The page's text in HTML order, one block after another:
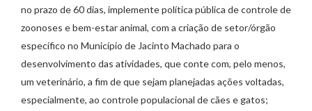
no prazo de 60 dias, implemente política pública de controle de
zoonoses e bem-estar animal, com a criação de setor/órgão
específico no Município de Jacinto Machado para o
desenvolvimento das atividades, que conte com, pelo menos,
um veterinário, a fim de que sejam planejadas ações voltadas,
especialmente, ao controle populacional de cães e gatos;